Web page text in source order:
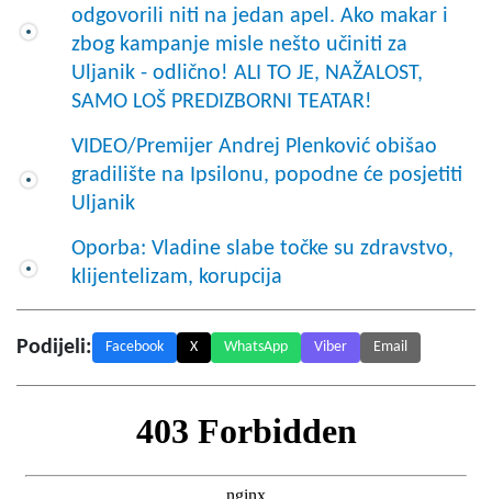
odgovorili niti na jedan apel. Ako makar i
zbog kampanje misle nešto učiniti za
Uljanik - odlično! ALI TO JE, NAŽALOST,
SAMO LOŠ PREDIZBORNI TEATAR!
VIDEO/Premijer Andrej Plenković obišao
gradilište na Ipsilonu, popodne će posjetiti
Uljanik
Oporba: Vladine slabe točke su zdravstvo,
klijentelizam, korupcija
Podijeli: Facebook X WhatsApp Viber Email